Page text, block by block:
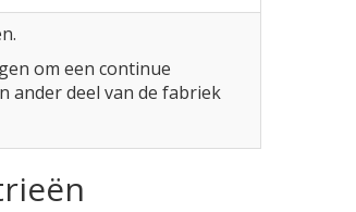
om een ​​continue
ander deel van de fabriek